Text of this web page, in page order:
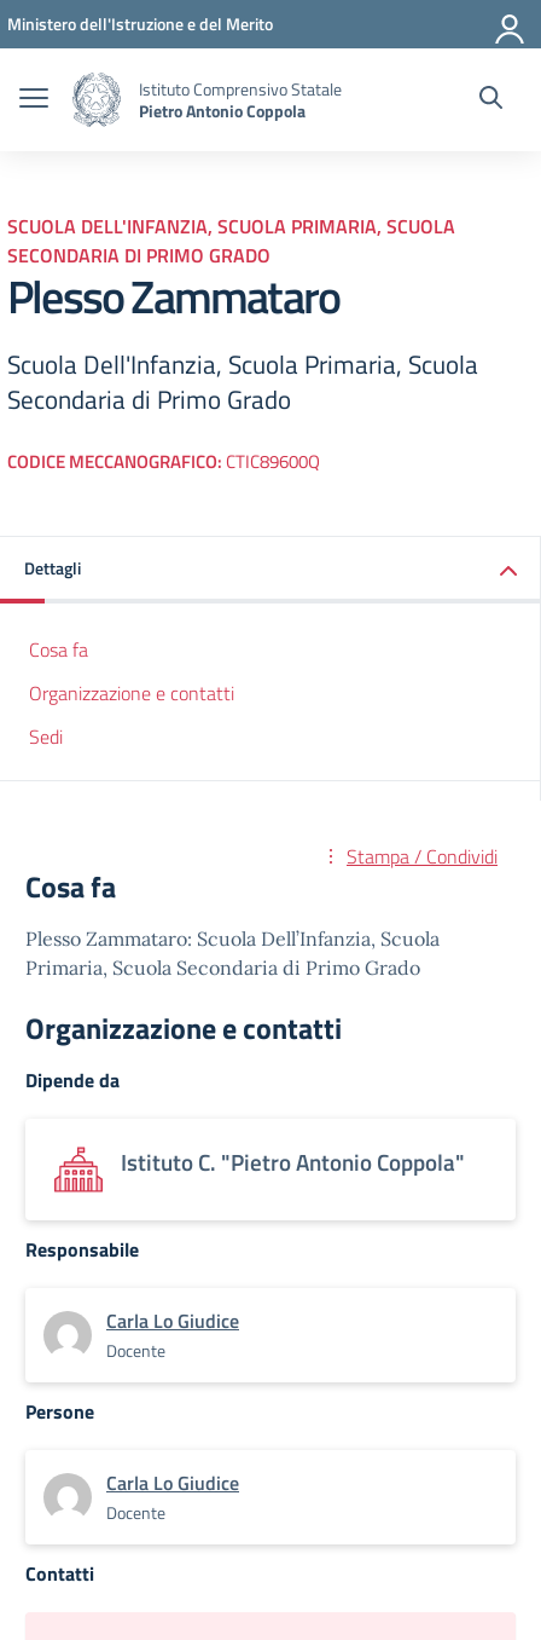
Vai ai contenuti
Vai al menu di navigazione
Vai al footer
Ministero dell'Istruzione e del Merito
Istituto Comprensivo Statale
Pietro Antonio Coppola
SCUOLA DELL'INFANZIA, SCUOLA PRIMARIA, SCUOLA
SECONDARIA DI PRIMO GRADO
Plesso Zammataro
Scuola Dell'Infanzia, Scuola Primaria, Scuola
Secondaria di Primo Grado
CODICE MECCANOGRAFICO: CTIC89600Q
Dettagli
Cosa fa
Organizzazione e contatti
Sedi
Stampa / Condividi
Cosa fa
Plesso Zammataro: Scuola Dell’Infanzia, Scuola
Primaria, Scuola Secondaria di Primo Grado
Organizzazione e contatti
Dipende da
Istituto C. "Pietro Antonio Coppola"
Responsabile
Carla Lo Giudice
Docente
Persone
Carla Lo Giudice
Docente
Contatti